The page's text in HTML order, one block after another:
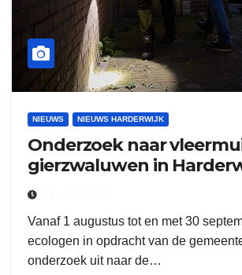
NIEUWS NIEUWS HARDERWIJK
Onderzoek naar
gierzwaluwen in
Vanaf 1 augustus tot en met 30
ecologen in opdracht van de
onderzoek uit naar de…